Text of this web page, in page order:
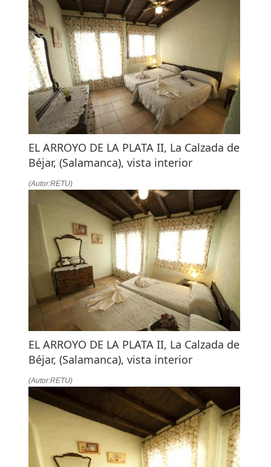
EL ARROYO DE LA PLATA II, La Calzada de
Béjar, (Salamanca), vista interior
(Autor:RETU)
EL ARROYO DE LA PLATA II, La Calzada de
Béjar, (Salamanca), vista interior
(Autor:RETU)